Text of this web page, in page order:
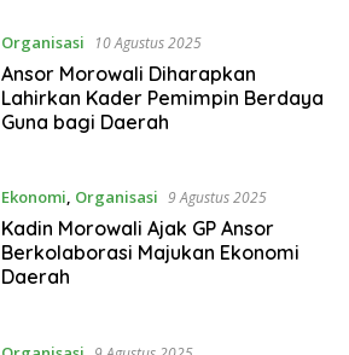
Organisasi 10 Agustus 2025
Ansor Morowali Diharapkan
Lahirkan Kader Pemimpin Berdaya
Guna bagi Daerah
Ekonomi, Organisasi 9 Agustus 2025
Kadin Morowali Ajak GP Ansor
Berkolaborasi Majukan Ekonomi
Daerah